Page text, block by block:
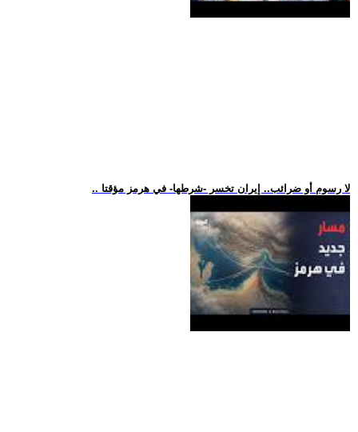
.. لا رسوم أو ضرائب.. إيران تخسر -شرطها- في هرمز مؤقتا